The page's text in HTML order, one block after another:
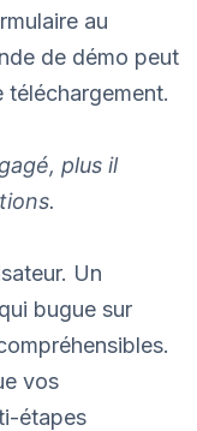
au
de démo peut
téléchargement.
plus il
Un
bugue sur
vos
étapes